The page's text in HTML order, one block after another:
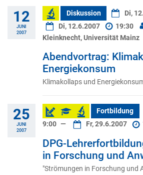
12
JUNI
2007
Diskussion Di,
Di, 12.6.2007
19:30
Kleinknecht, Universität Mainz
Abendvortrag:
Energiekonsum
Klimakollaps und
25
JUNI
2007
Fortbildung
9:00 — Fr, 29.6.2007
DPG-
in Forschung und
"Strömungen in Forschung und